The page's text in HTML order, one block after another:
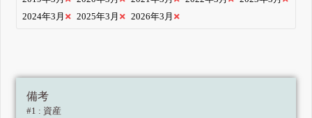
2024年3月
2025年3月 2026年3月
備考
#1 : 資産